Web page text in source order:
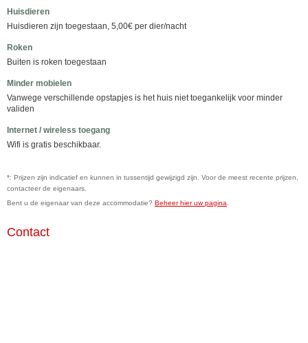
Huisdieren
Huisdieren zijn toegestaan, 5,00€ per dier/nacht
Roken
Buiten is roken toegestaan
Minder mobielen
Vanwege verschillende opstapjes is het huis niet toegankelijk voor minder
validen
Internet / wireless toegang
Wifi is gratis beschikbaar.
*: Prijzen zijn indicatief en kunnen in tussentijd gewijzigd zijn. Voor de meest recente prijzen,
contacteer de eigenaars.
Bent u de eigenaar van deze accommodatie? Beheer hier uw pagina
Contact